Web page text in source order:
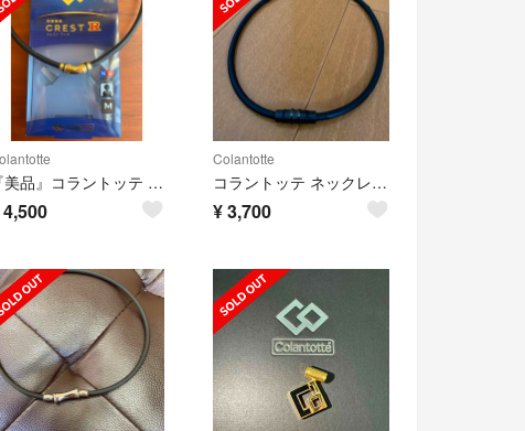
『美品』コラントッテ ネックレス クレストR【ex】プレミアムゴールド Mサイズ
4,500
Colantotte
コラントッテ ネックレス クレスト⭐︎正規品⭐︎
¥3,700